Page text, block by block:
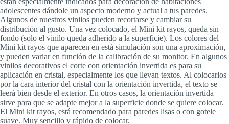
adolescentes dándole un aspecto moderno y actual a tus paredes.
Algunos de nuestros vinilos pueden recortarse y cambiar su
distribución al gusto. Una vez colocado, el Mini kit rayos, queda sin
fondo (solo el vinilo queda adherido a la superficie). Los colores del
Mini kit rayos que aparecen en está simulación son una aproximación,
y pueden variar en función de la calibración de su monitor. En algunos
vinilos decorativos el corte con orientación invertida es para su
aplicación en cristal, especialmente los que llevan textos. Al colocarlos
por la cara interior del cristal con la orientación invertida, el texto se
leerá bien desde el exterior. En otros casos, la orientación invertida
sirve para que se adapte mejor a la superficie donde se quiere colocar.
El Mini kit rayos, está recomendado para paredes lisas o con gotele
suave. Muy sencillo y rápido de colocar.